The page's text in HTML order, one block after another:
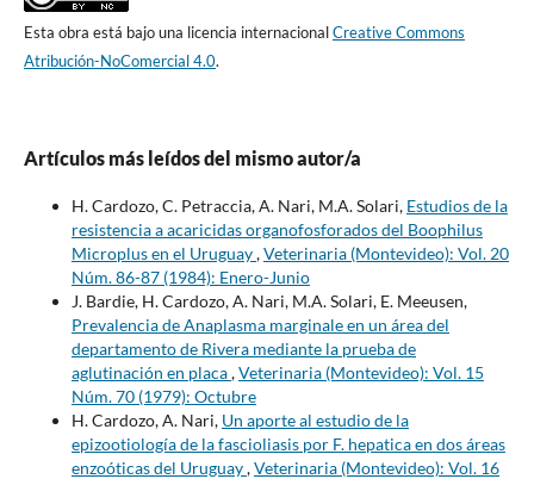
Esta obra está bajo una licencia internacionalCreative Commons
Atribución-NoComercial 4.0.
Artículos más leídos del mismo autor/a
H. Cardozo, C. Petraccia, A. Nari, M.A. Solari, Estudios de la
resistencia a acaricidas organofosforados del Boophilus
Microplus en el Uruguay,Veterinaria (Montevideo): Vol. 20
Núm. 86-87 (1984): Enero-Junio
J. Bardie, H. Cardozo, A. Nari, M.A. Solari, E. Meeusen,
Prevalencia de Anaplasma marginale en un área del
departamento de Rivera mediante la prueba de
aglutinación en placa,Veterinaria (Montevideo): Vol. 15
Núm. 70 (1979): Octubre
H. Cardozo, A. Nari, Un aporte al estudio de la
epizootiología de la fascioliasis por F. hepatica en dos áreas
enzoóticas del Uruguay,Veterinaria (Montevideo): Vol. 16